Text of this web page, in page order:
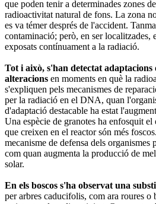
que poden tenir a determinades zones
radioactivitat natural de fons. La zona
es va témer després de l'accident.
contaminació; però, en ser localitzades,
exposats contínuament a la radiació.
Tot i això, s'han detectat adaptacions
alteracions en moments en què la
s'expliquen pels mecanismes de
per la radiació en el DNA, quan
d'adaptació destacable ha estat
Una espècie de granotes ha enfosquit
que creixen en el reactor són més
mecanisme de defensa dels organismes
com quan augmenta la producció de
solar.
En els boscos s'ha observat una
per arbres caducifolis, com ara roures o